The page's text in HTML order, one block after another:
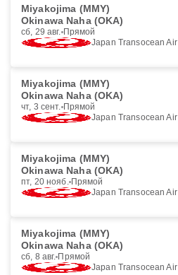
Miyakojima (MMY)
Okinawa Naha (OKA)
сб, 29 авг. Прямой
Japan Transocean Air
Miyakojima (MMY)
Okinawa Naha (OKA)
чт, 3 сент. Прямой
Japan Transocean Air
Miyakojima (MMY)
Okinawa Naha (OKA)
пт, 20 нояб. Прямой
Japan Transocean Air
Miyakojima (MMY)
Okinawa Naha (OKA)
сб, 8 авг. Прямой
Japan Transocean Air